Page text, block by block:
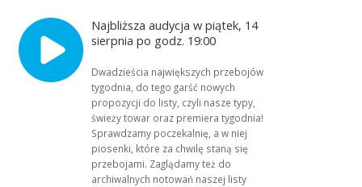
Najbliższa audycja w piątek, 14
sierpnia po godz. 19:00
Dwadzieścia największych przebojów
tygodnia, do tego garść nowych
propozycji do listy, czyli nasze typy,
świeży towar oraz premiera tygodnia!
Sprawdzamy poczekalnię, a w niej
piosenki, które za chwilę staną się
przebojami. Zaglądamy też do
archiwalnych notowań naszej listy